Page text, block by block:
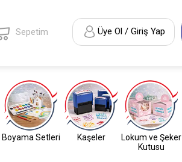
Üye Ol / Giriş Yap
Sepetim
Boyama Setleri Kaşeler
Lokum ve Şeker
Kutusu